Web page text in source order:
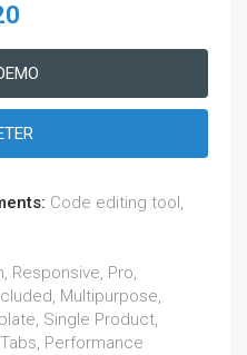
Code editing tool,
Responsive, Pro,
Multipurpose,
Single Product,
Performance